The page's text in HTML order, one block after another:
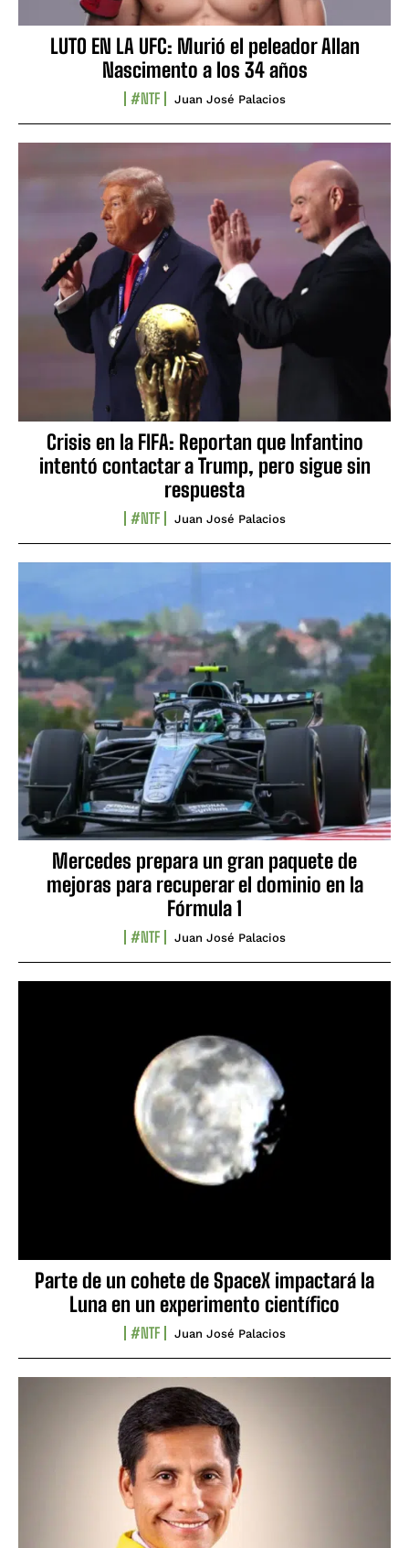
LUTO EN LA UFC: Murió el peleador Allan
Nascimento a los 34 años
#NTF Juan José Palacios
Crisis en la FIFA: Reportan que Infantino
intentó contactar a Trump, pero sigue sin
respuesta
#NTF Juan José Palacios
Mercedes prepara un gran paquete de
mejoras para recuperar el dominio en la
Fórmula 1
#NTF Juan José Palacios
Parte de un cohete de SpaceX impactará la
Luna en un experimento científico
#NTF Juan José Palacios